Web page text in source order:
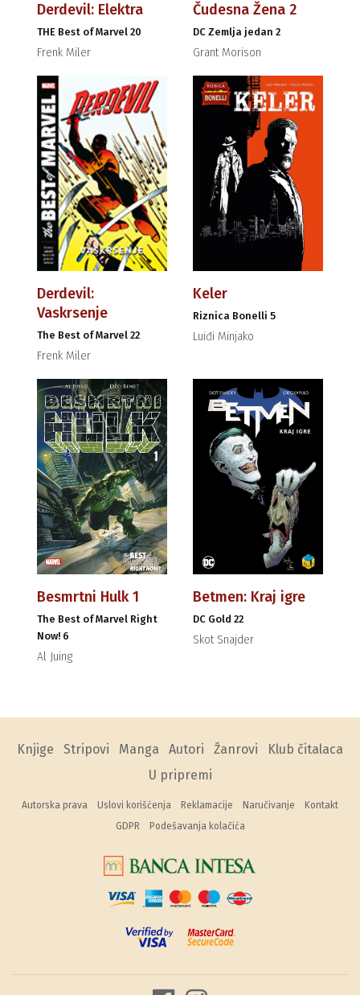
Derdevil: Elektra
THE Best of Marvel 20
Frenk Miler
Čudesna Žena 2
DC Zemlja jedan 2
Grant Morison
Derdevil:
Vaskrsenje
The Best of Marvel 22
Frenk Miler
Keler
Riznica Bonelli 5
Luiđi Minjako
Besmrtni Hulk 1
The Best of Marvel Right
Now! 6
Al Juing
Betmen: Kraj igre
DC Gold 22
Skot Snajder
Knjige Stripovi Manga Autori Žanrovi
Klub čitalaca
U pripremi
Autorska prava Uslovi korišćenja Reklamacije Naručivanje
Kontakt
GDPR
Podešavanja kolačića